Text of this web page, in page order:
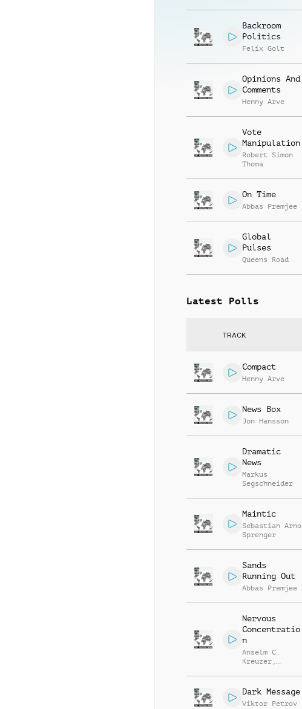
Backroom
Politics
Felix Golt
Opinions And
Comments
Henny Arve
Vote
Manipulation
Robert Simon
Thoma
On Time
Abbas Premjee
Global
Pulses
Queens Road
Latest Polls
TRACK
Compact
Henny Arve
News Box
Jon Hansson
Dramatic
News
Markus
Segschneider
Maintic
Sebastian Arno
Sprenger
Sands
Running Out
Abbas Premjee
Nervous
Concentratio
n
Anselm C.
Kreuzer ,
Dark Message
Viktor Petrov